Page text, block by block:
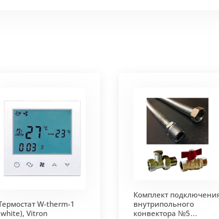
покрытием чёрного цвета.
- золото, бронза, чёрный, серебро (без доплат)
решетки - 13мм.Может быть изменена на 10 или 18
W-therm-1
Vitron
Комплект
внутрипольного
конвектора №5